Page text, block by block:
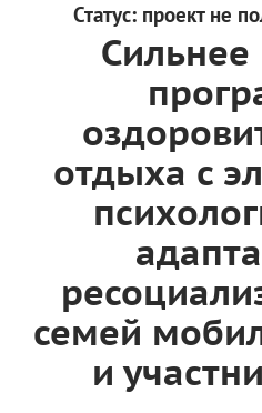
Статус: проект не
Сильнее
отдыха с
семей
и